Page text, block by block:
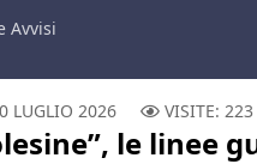
Avvisi
LUGLIO 2026 VISITE: 223
le linee